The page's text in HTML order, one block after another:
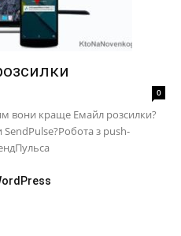
0
вони краще Емайл розсилки?
з push-